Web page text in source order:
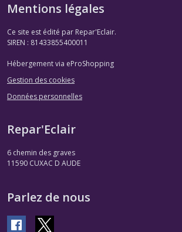
Mentions légales
Ce site est édité par Repar'Eclair.
SIREN : 81433855400011
Hébergement via eProShopping
Gestion des cookies
Données personnelles
Repar'Eclair
6 chemin des graves
11590 CUXAC D AUDE
Parlez de nous